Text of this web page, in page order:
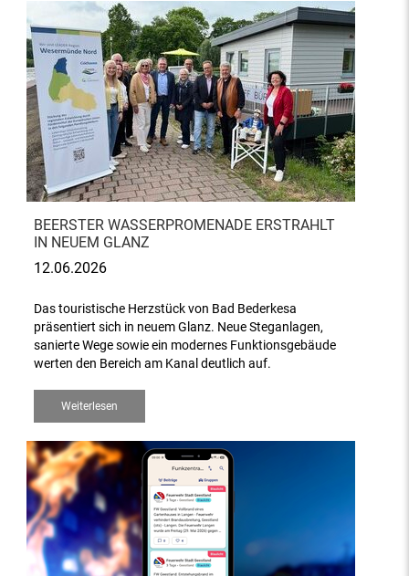
BEERSTER WASSERPROMENADE ERSTRAHLT
IN NEUEM GLANZ
12.06.2026
Das touristische Herzstück von Bad Bederkesa
präsentiert sich in neuem Glanz. Neue Steganlagen,
sanierte Wege sowie ein modernes Funktionsgebäude
werten den Bereich am Kanal deutlich auf.
Weiterlesen